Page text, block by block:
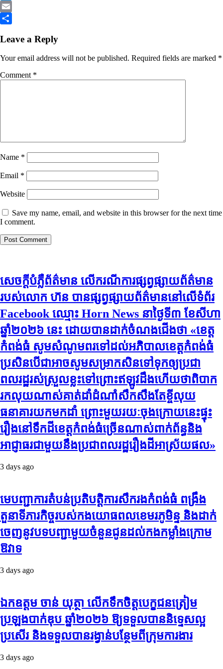
Link
Twitter
Email
Leave a Reply
Your email address will not be published. Required fields are marked *
Comment *
Name *
Email *
Website
Save my name, email, and website in this browser for the next time
I comment.
សេចក្តីបំភ្លឺព័ត៌មាន លេីករណីការផ្សព្វផ្សាយព័ត៌មាន
របស់លោក ហ៊ន បានផ្សព្វផ្សាយព័ត៌មាននៅលើទំព័រ
Facebook ឈ្មោះ Horn News នាថ្ងៃទី​៣ ខែសីហា
ឆ្នាំ​២០២៦ នេះ ដោយបានដាក់ចំណងជើងថា «ខេត្ត
កំពង់ធំ សូមសំណូមពរទៅដល់អភិបាលខេត្តកំពង់ធំ
ប្រសិនបើជាអាចសូមសម្រាកសិនទៅទុកឲ្យប្រជា
ពលរដ្ឋរស់ស្រួលខ្លះទៅព្រោះឥឡូវដឹងហើយថាពិបាក
រកលុយណាស់គាត់ដាំដំណាំសឹកសឹងតែខ្ចីលុយ
ធនាគារយកមកដាំ ព្រោះមួយរយៈចុងក្រោយនេះផ្ទុះ
រឿងនៅទឹកដីខេត្តកំពង់ធំច្រើនណាស់ពាក់ព័ន្ធនិង
អាជ្ញាធរជាមួយនឹងប្រជាពលរដ្ឋរឿងដីអាស្រ័យផល»
3 days ago
មេបញ្ជាការតំបន់ប្រតិបត្តិការសឹករងកំពង់ធំ ពង្រឹង
តួនាទីភារកិច្ចរបស់កងយោធពលខេមរភូមិន្ទ និងដាក់
ចេញនូវបទបញ្ជាមួយចំនួនជូនដល់កងកម្លាំងក្រោម
ឱវាទ
3 days ago
ឯកឧត្តម ចាន់ យុត្ថា លើកទឹកចិត្តបេក្ខជនត្រៀម
ប្រឡងបាក់ឌុប ឆ្នាំ២០២៦ ឱ្យទទួលបាននិទ្ទេសល្អ
ប្រសើរ និងទទួលបានរង្វាន់បន្ថែមពីក្រុមការងារ
3 days ago